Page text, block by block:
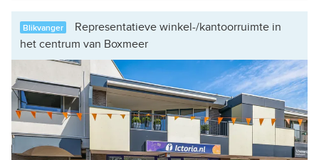
Blikvanger
Representatieve winkel-/kantoorruimte in
het centrum van Boxmeer